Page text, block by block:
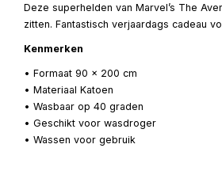
Deze superhelden van Marvel’s The
zitten. Fantastisch verjaardags cadeau
Kenmerken
• Formaat 90 x 200 cm
• Materiaal Katoen
• Wasbaar op 40 graden
• Geschikt voor wasdroger
• Wassen voor gebruik